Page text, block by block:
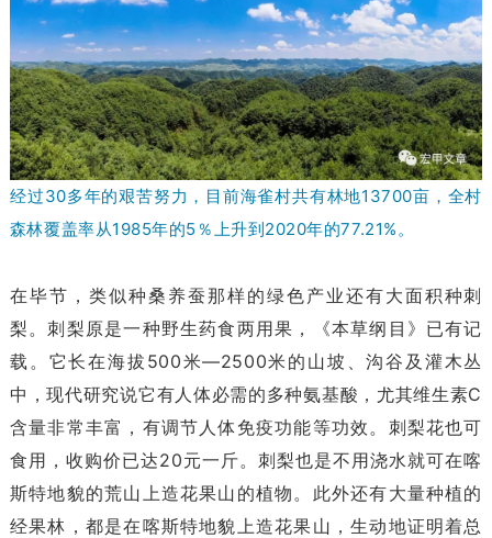
经过30多年的艰苦努力，目前海雀村共有林地13700亩，全村
森林覆盖率从1985年的5％上升到2020年的77.21%。
在毕节，类似种桑养蚕那样的绿色产业还有大面积种刺
梨。刺梨原是一种野生药食两用果，《本草纲目》已有记
载。它长在海拔500米—2500米的山坡、沟谷及灌木丛
中，现代研究说它有人体必需的多种氨基酸，尤其维生素C
含量非常丰富，有调节人体免疫功能等功效。刺梨花也可
食用，收购价已达20元一斤。刺梨也是不用浇水就可在喀
斯特地貌的荒山上造花果山的植物。此外还有大量种植的
经果林，都是在喀斯特地貌上造花果山，生动地证明着总